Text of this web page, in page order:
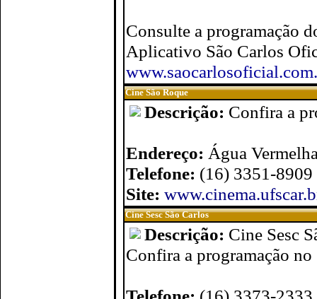
Consulte a programação
Aplicativo São Carlos
Cine São Roque
Descrição: Confira a
Endereço: Água
Telefone: (16) 3351-8909
Site:
Cine Sesc São Carlos
Descrição: Cine Sesc
Confira a programação no